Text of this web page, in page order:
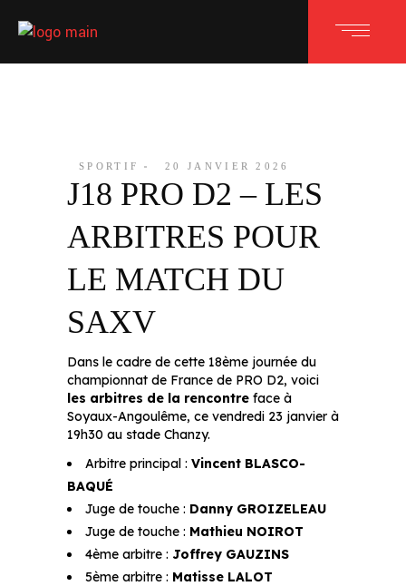
SPORTIF 20 JANVIER 2026
J18 PRO D2 – LES
ARBITRES POUR
LE MATCH DU
SAXV
Dans le cadre de cette 18ème journée du
championnat de France de PRO D2, voici
les arbitres de la rencontre face à
Soyaux-Angoulême, ce vendredi 23 janvier à
19h30 au stade Chanzy.
Arbitre principal : Vincent BLASCO-
BAQUÉ
Juge de touche : Danny GROIZELEAU
Juge de touche : Mathieu NOIROT
4ème arbitre : Joffrey GAUZINS
5ème arbitre : Matisse LALOT